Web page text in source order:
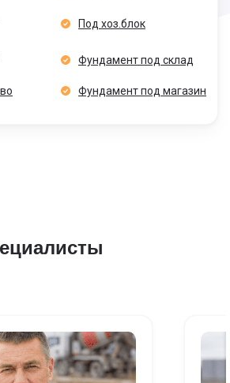
Под хоз.блок
Фундамент под склад
Фундамент под магазин